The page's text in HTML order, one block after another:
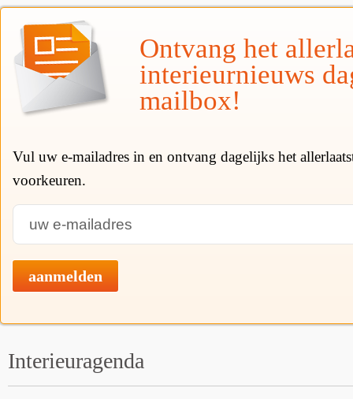
Ontvang het
interieurnieuws
mailbox!
Vul uw e-mailadres in en ontvang dagelijks het
voorkeuren.
aanmelden
Interieuragenda